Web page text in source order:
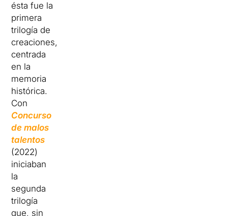
ésta fue la
primera
trilogía de
creaciones,
centrada
en la
memoria
histórica.
Con
Concurso
de malos
talentos
(2022)
iniciaban
la
segunda
trilogía
que, sin